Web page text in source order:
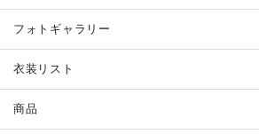
フォトギャラリー
衣装リスト
商品